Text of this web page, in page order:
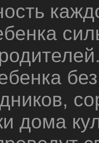
дома